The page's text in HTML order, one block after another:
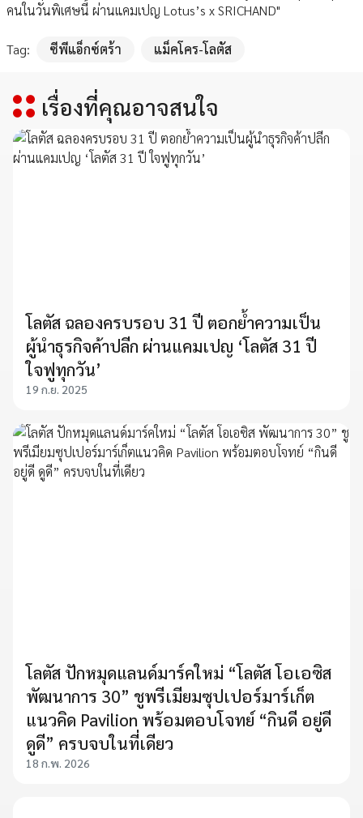
คนในวันพิเศษนี้ ผ่านแคมเปญ Lotus’s x SRICHAND"
Tag: ซีพีแอ็กซ์ตร้า แม็คโคร-โลตัส
เรื่องที่คุณอาจสนใจ
โลตัส ฉลองครบรอบ 31 ปี ตอกย้ำความเป็น
ผู้นำธุรกิจค้าปลีก ผ่านแคมเปญ ‘โลตัส 31 ปี
ใจฟูทุกวัน’
19 ก.ย. 2025
โลตัส ปักหมุดแลนด์มาร์คใหม่ “โลตัส โอเอซิส
พัฒนาการ 30” ชูพรีเมียมซุปเปอร์มาร์เก็ต
แนวคิด Pavilion พร้อมตอบโจทย์ “กินดี อยู่ดี
ดูดี” ครบจบในที่เดียว
18 ก.พ. 2026